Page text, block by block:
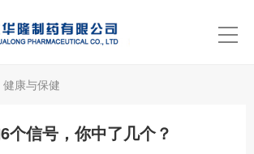
健康与保健
个信号，你中了几个？